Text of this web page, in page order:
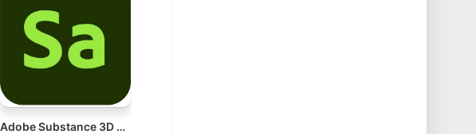
Adobe Substance 3D Sampler v5.0.2 Win多语言破解版下载